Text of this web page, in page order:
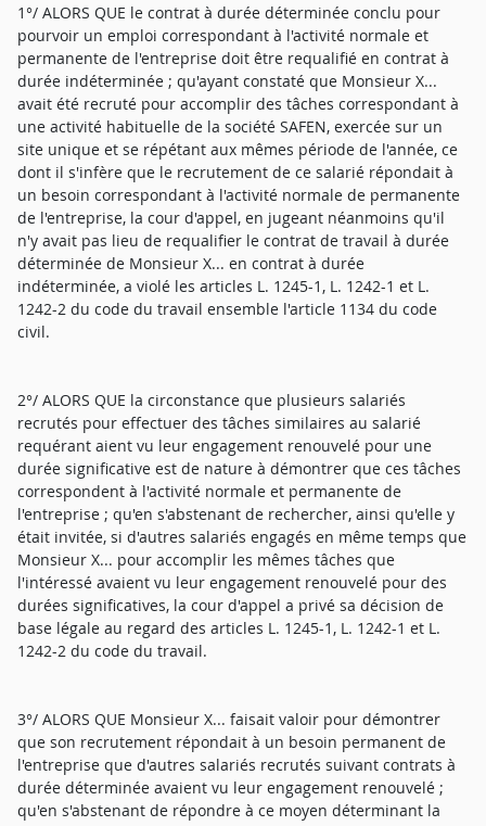
1°/ ALORS QUE le contrat à durée déterminée conclu pour
pourvoir un emploi correspondant à l'activité normale et
permanente de l'entreprise doit être requalifié en contrat à
durée indéterminée ; qu'ayant constaté que Monsieur X...
avait été recruté pour accomplir des tâches correspondant à
une activité habituelle de la société SAFEN, exercée sur un
site unique et se répétant aux mêmes période de l'année, ce
dont il s'infère que le recrutement de ce salarié répondait à
un besoin correspondant à l'activité normale de permanente
de l'entreprise, la cour d'appel, en jugeant néanmoins qu'il
n'y avait pas lieu de requalifier le contrat de travail à durée
déterminée de Monsieur X... en contrat à durée
indéterminée, a violé les articles L. 1245-1, L. 1242-1 et L.
1242-2 du code du travail ensemble l'article 1134 du code
civil.
2°/ ALORS QUE la circonstance que plusieurs salariés
recrutés pour effectuer des tâches similaires au salarié
requérant aient vu leur engagement renouvelé pour une
durée significative est de nature à démontrer que ces tâches
correspondent à l'activité normale et permanente de
l'entreprise ; qu'en s'abstenant de rechercher, ainsi qu'elle y
était invitée, si d'autres salariés engagés en même temps que
Monsieur X... pour accomplir les mêmes tâches que
l'intéressé avaient vu leur engagement renouvelé pour des
durées significatives, la cour d'appel a privé sa décision de
base légale au regard des articles L. 1245-1, L. 1242-1 et L.
1242-2 du code du travail.
3°/ ALORS QUE Monsieur X... faisait valoir pour démontrer
que son recrutement répondait à un besoin permanent de
l'entreprise que d'autres salariés recrutés suivant contrats à
durée déterminée avaient vu leur engagement renouvelé ;
qu'en s'abstenant de répondre à ce moyen déterminant la